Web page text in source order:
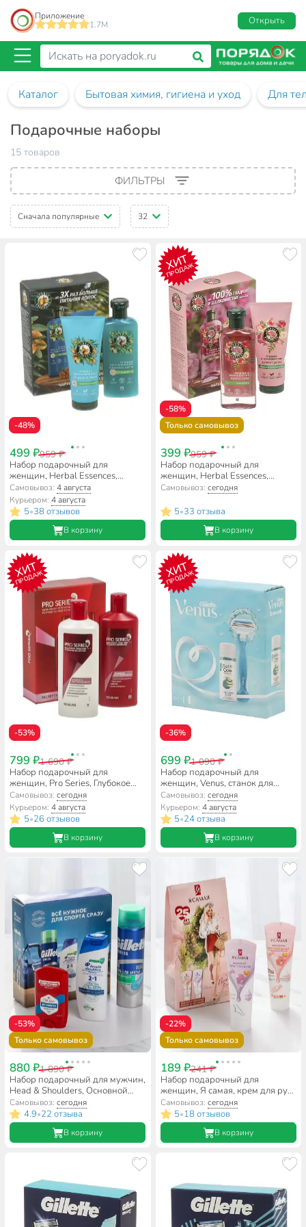
Приложение
1.7M
Открыть
Каталог Бытовая химия, гигиена и уход Для
Подарочные наборы
15 товаров
ФИЛЬТРЫ
Сначала популярные 32
-48%
499 ₽959 ₽
Набор подарочный для
женщин, Herbal Essences,
Аргановое масло, шампунь 250
мл+бальзам 180 мл
Самовывоз:4 августа
Курьером:4 августа
5•38 отзывов
В корзину
ХИТ
ПРОДАЖ
-58%
Только самовывоз
399 ₽959 ₽
Набор подарочный для
женщин, Herbal Essences,
Аромат розы, шампунь 250
Самовывоз: сегодня
5•33 отзыва
В корзину
ХИТ
ПРОДАЖ
-53%
799 ₽1 690 ₽
Набор подарочный для
женщин, Pro Series, Глубокое
восстановление, шампунь 500
мл + бальзам 500 мл
Самовывоз:сегодня
Курьером:4 августа
5•26 отзывов
В корзину
ХИТ
ПРОДАЖ
-36%
699 ₽1 090 ₽
Набор подарочный для
женщин, Venus, станок для
бритья c 1 кассетой + гель для
бритья для чувствительной
кожи 75 мл
Самовывоз: сегодня
Курьером: 4 августа
5•24 отзыва
В корзину
-53%
Только самовывоз
880 ₽1 890 ₽
Набор подарочный для мужчин,
Head & Shoulders, Основной
уход, шампунь 200 мл, гель для
бритья Gillette 200 мл
Самовывоз:сегодня
4.9•22 отзыва
В корзину
-22%
Только самовывоз
189 ₽241 ₽
Набор подарочный для
женщин, Я самая, крем для рук
питательный 75 мл, крем для
ног смягчающий 75 мл
Самовывоз: сегодня
5•18 отзывов
В корзину